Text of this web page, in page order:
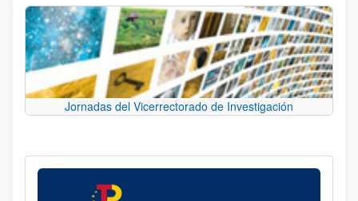
Jornadas del Vicerrectorado de Investigación